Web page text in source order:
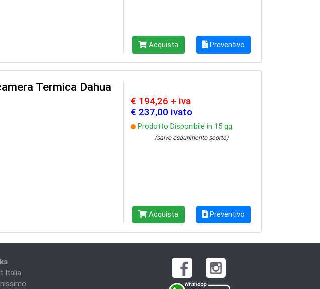
Acquista Preventivo
Termica Dahua
€ 194,26 + iva
€ 237,00 ivato
Prodotto Disponibile in 15 gg
(salvo esaurimento scorte)
Acquista Preventivo
Italia